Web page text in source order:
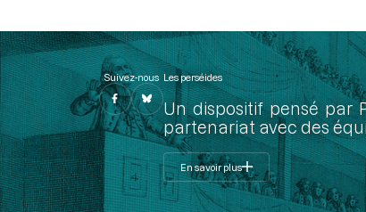
Suivez-nous Les perséides
Un dispositif pensé par
partenariat avec des
En savoir plus